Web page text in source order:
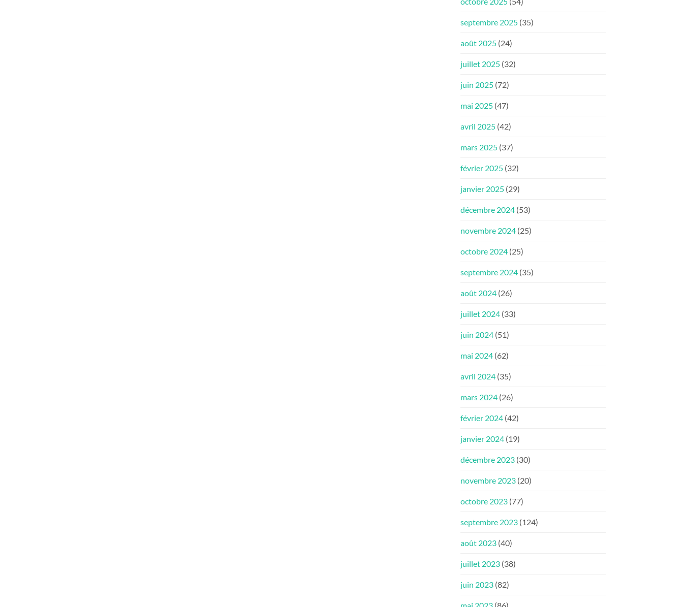
septembre 2025 (35)
août 2025 (24)
juillet 2025 (32)
juin 2025 (72)
mai 2025 (47)
avril 2025 (42)
mars 2025 (37)
février 2025 (32)
janvier 2025 (29)
décembre 2024 (53)
novembre 2024 (25)
octobre 2024 (25)
septembre 2024 (35)
août 2024 (26)
juillet 2024 (33)
juin 2024 (51)
mai 2024 (62)
avril 2024 (35)
mars 2024 (26)
février 2024 (42)
janvier 2024 (19)
décembre 2023 (30)
novembre 2023 (20)
octobre 2023 (77)
septembre 2023 (124)
août 2023 (40)
juillet 2023 (38)
juin 2023 (82)
mai 2023 (86)